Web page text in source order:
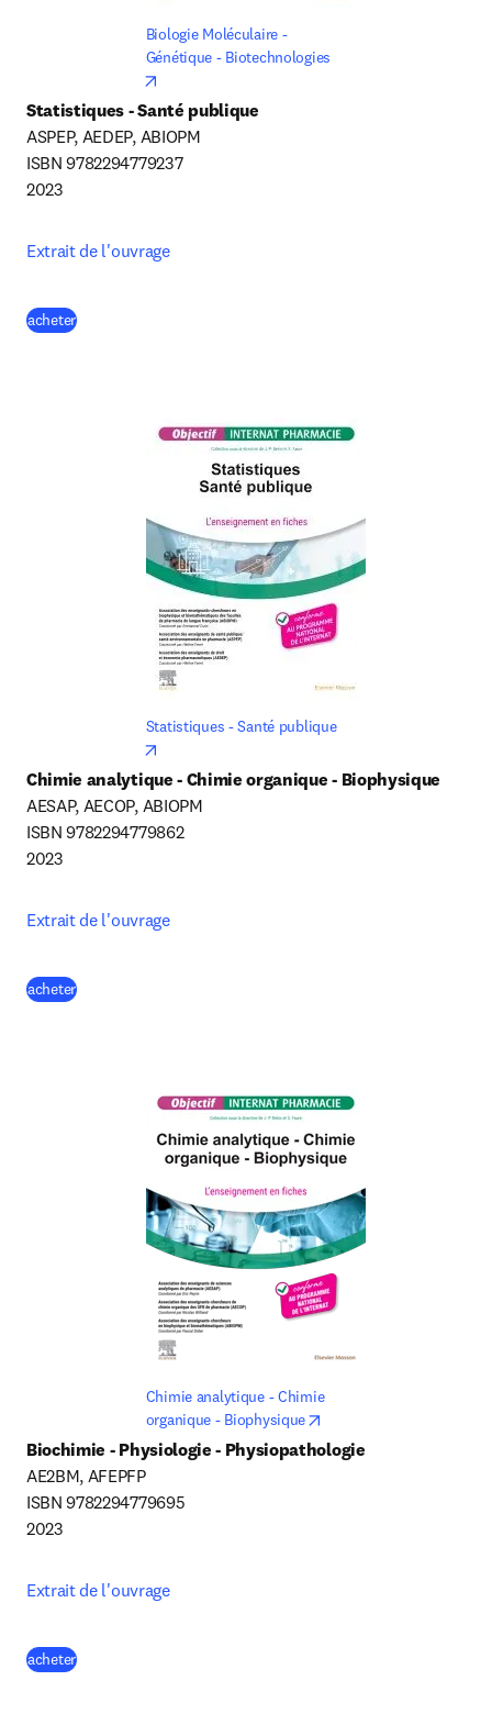
Biologie Moléculaire -
Génétique - Biotechnologies
ASPEP, AEDEP, ABIOPM
ISBN 9782294779237
2023
Extrait de l'ouvrage
acheter(
Statistiques - Santé publique
Chimie analytique - Chimie organique - Biophysique
AESAP, AECOP, ABIOPM
ISBN 9782294779862
2023
Extrait de l'ouvrage
acheter(
Chimie analytique - Chimie
organique - Biophysique
Biochimie - Physiologie - Physiopathologie
AE2BM, AFEPFP
ISBN 9782294779695
2023
Extrait de l'ouvrage
acheter(